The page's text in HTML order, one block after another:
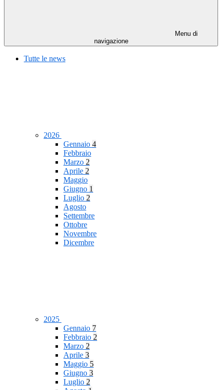
Menu di
navigazione
Tutte le news
2026
Gennaio 4
Febbraio
Marzo 2
Aprile 2
Maggio
Giugno 1
Luglio 2
Agosto
Settembre
Ottobre
Novembre
Dicembre
2025
Gennaio 7
Febbraio 2
Marzo 2
Aprile 3
Maggio 5
Giugno 3
Luglio 2